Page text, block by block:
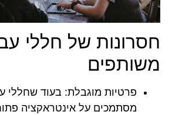
חסרונות של חללי
משותפים
פרטיות מוגבלת:בעוד שחללי
מסתמכים על אינטראקציה